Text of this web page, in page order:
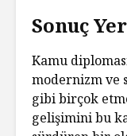
Sonuç
Kamu
modernizm ve
gibi birçok
gelişimini bu